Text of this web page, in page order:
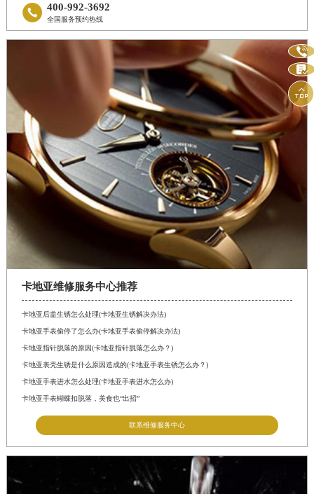
 400-992-3692
全国服务预约热线
卡地亚维修服务中心推荐
卡地亚后盖生锈怎么处理(卡地亚生锈解决办法)
卡地亚手表偷停了怎么办(卡地亚手表偷停解决办法)
卡地亚指针脱落的原因(卡地亚指针脱落怎么办？)
卡地亚表壳生锈是什么原因造成的(卡地亚手表生锈怎么办？)
卡地亚手表进水怎么处理(卡地亚手表进水怎么办)
卡地亚手表蝴蝶扣脱落，美食也“出招”
联系维修服务中心


